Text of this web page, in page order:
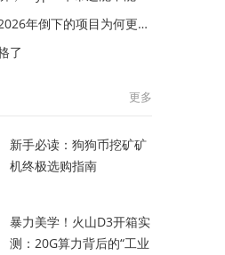
没有暴雷没有黑客，2026年倒下的项目为何更多？
了
更多
新手必读：狗狗币挖矿矿
机终极选购指南
暴力美学！火山D3开箱实
测：20G算力背后的“工业